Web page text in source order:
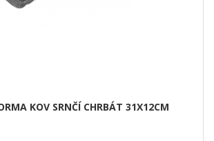
KOV SRNČÍ CHRBÁT 31X12CM